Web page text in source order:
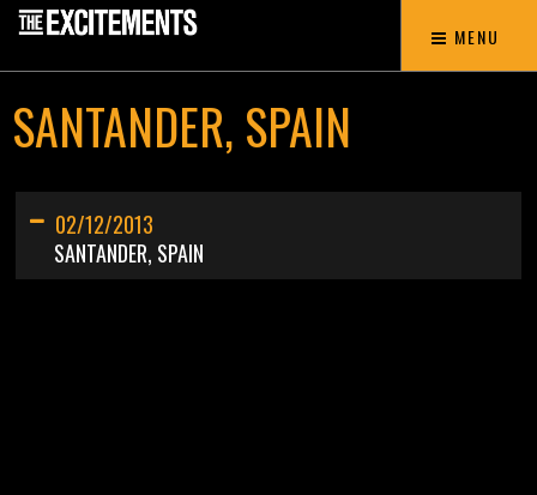
MENU
SANTANDER, SPAIN
02/12/2013
SANTANDER, SPAIN